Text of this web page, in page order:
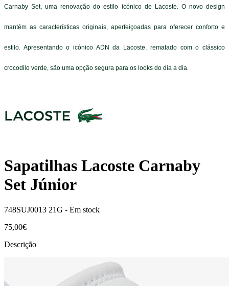
Carnaby Set, uma renovação do estilo icónico de Lacoste. O novo design
mantém as características originais, aperfeiçoadas para oferecer conforto e
estilo. Apresentando o icónico ADN da Lacoste, rematado com o clássico
crocodilo verde, são uma opção segura para os looks do dia a dia.
Sapatilhas Lacoste Carnaby
Set Júnior
748SUJ0013 21G - Em stock
75,00€
Descrição